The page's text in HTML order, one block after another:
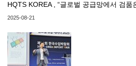
HQTS KOREA , “글로벌 공급망에서 검품
2025-08-21